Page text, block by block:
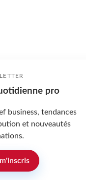
pro
business, tendances
et nouveautés